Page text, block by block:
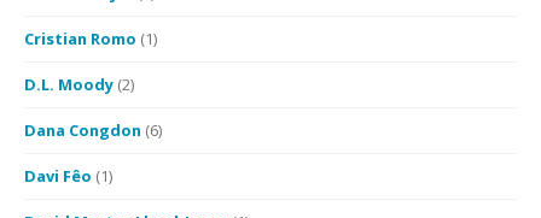
Cristian Romo (1)
D.L. Moody (2)
Dana Congdon (6)
Davi Fêo (1)